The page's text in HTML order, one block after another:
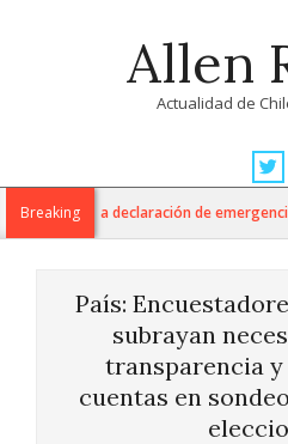
Allen
Actualidad de
Navigation
MenuBreaking
anuncia declaración de emergencia
País:
subrayan
transparencia
cuentas en